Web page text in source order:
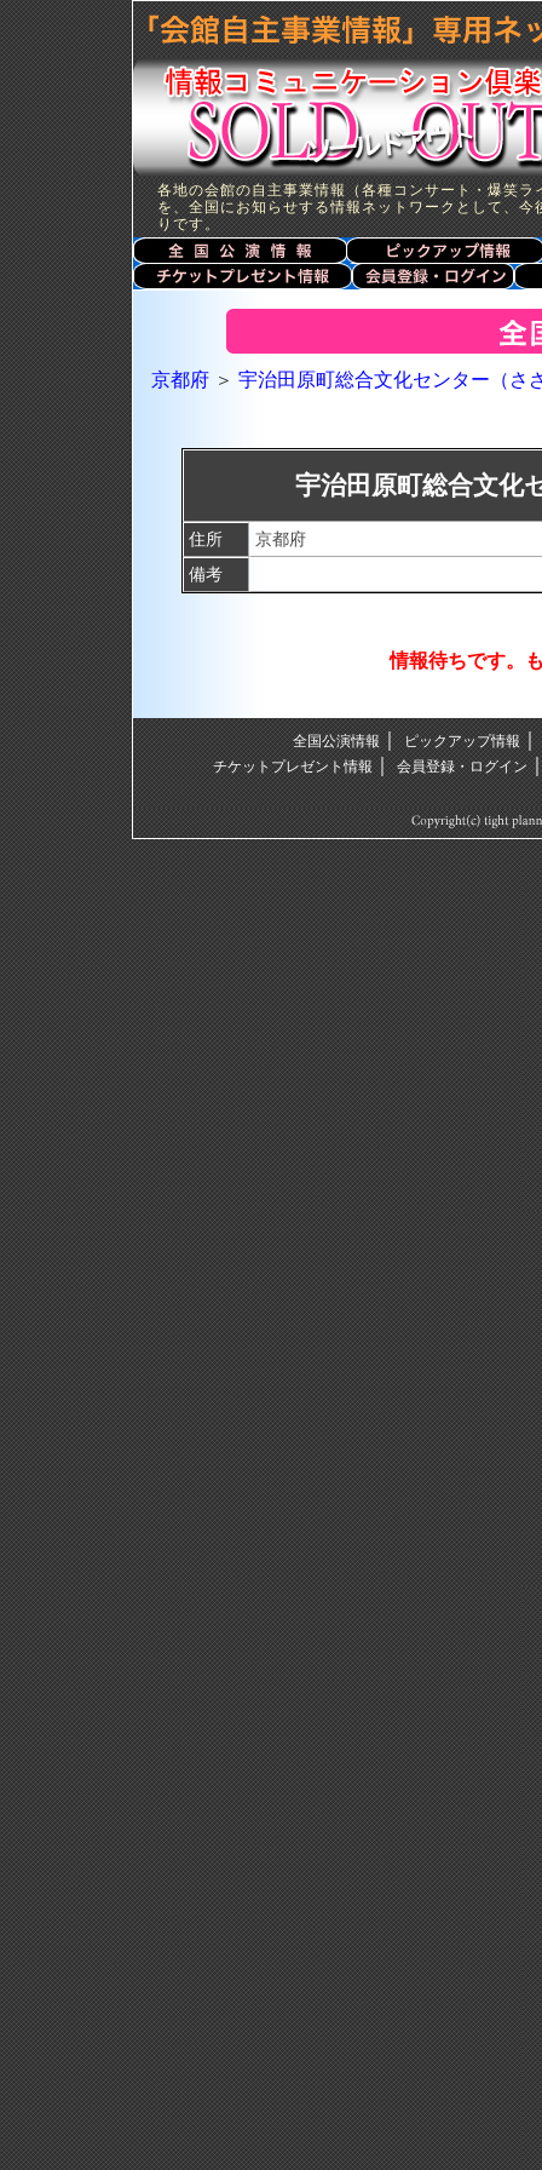
各地の会館の自主事業情報（各種コンサート・爆笑
を、全国にお知らせする情報ネットワークとして、
りです。
京都府 ＞ 宇治田原町総合文化センター（さ
宇治田原町総合文化
住所
京都府
備考
情報待ちです。
全国公演情報｜ピックアップ情報
チケットプレゼント情報｜会員登録・ログイン